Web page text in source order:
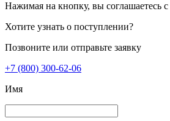
Нажимая на кнопку, вы соглашаетесь с
Хотите узнать о поступлении?
Позвоните или отправьте заявку
+7 (800) 300-62-06
Имя